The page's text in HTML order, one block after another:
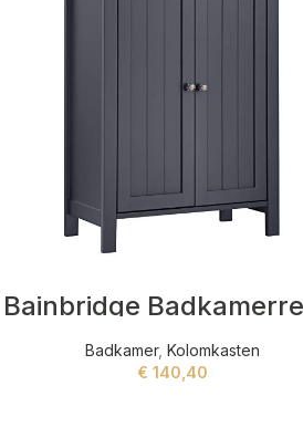
Badkamer,Kolomkasten
€ 140,40